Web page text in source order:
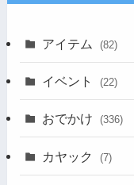
アイテム (82)
イベント (22)
おでかけ (336)
カヤック (7)